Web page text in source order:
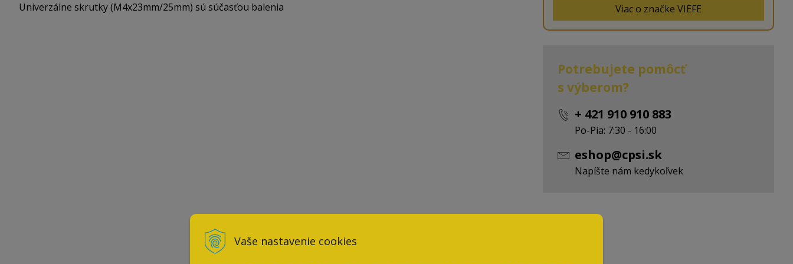
Vaše nastavenie cookies
Univerzálne skrutky (M4x23mm/25mm) sú súčasťou balenia Viac o značke VIEFE
Potrebujete pomôcť
s výberom?
+ 421 910 910 883
Po-Pia: 7:30 - 16:00
eshop@cpsi.sk
Napíšte nám kedykoľvek